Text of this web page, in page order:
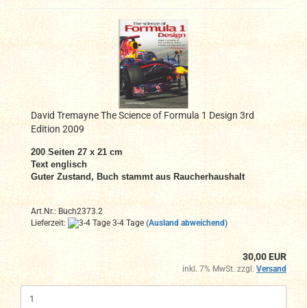
David Tremayne The Science of Formula 1 Design 3rd
Edition 2009
200 Seiten 27 x 21 cm
Text englisch
Guter Zustand, Buch stammt aus Raucherhaushalt
Art.Nr.: Buch2373.2
Lieferzeit:
3-4 Tage (Ausland abweichend)
30,00 EUR
inkl. 7% MwSt. zzgl. Versand